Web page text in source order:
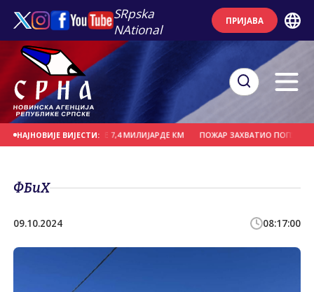
SRpska
NAtional
ПРИЈАВА
НАЈНОВИЈЕ ВИЈЕСТИ:
ЗА ТРИ ГОДИНЕ 7,4 МИЛИЈАРДЕ КМ ПОЖАР ЗАХВАТИО ПОПУЛАРНИ
ФБиХ
09.10.2024 08:17:00